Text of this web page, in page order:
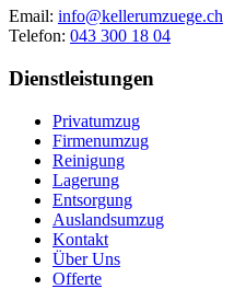
Email: info@kellerumzuege.ch
Telefon: 043 300 18 04
Dienstleistungen
Privatumzug
Firmenumzug
Reinigung
Lagerung
Entsorgung
Auslandsumzug
Kontakt
Über Uns
Offerte